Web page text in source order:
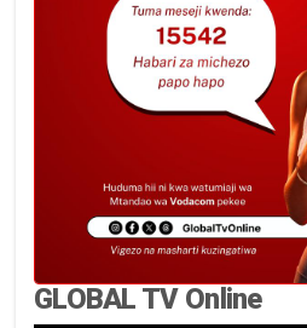
GLOBAL TV Online